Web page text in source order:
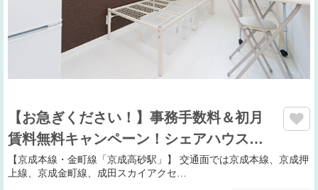
【お急ぎください！】事務手数料＆初月
賃料無料キャンペーン！シェアハウス…
【京成本線・金町線「京成高砂駅」】 交通面では京成本線、京成押
上線、京成金町線、成田スカイアクセ…